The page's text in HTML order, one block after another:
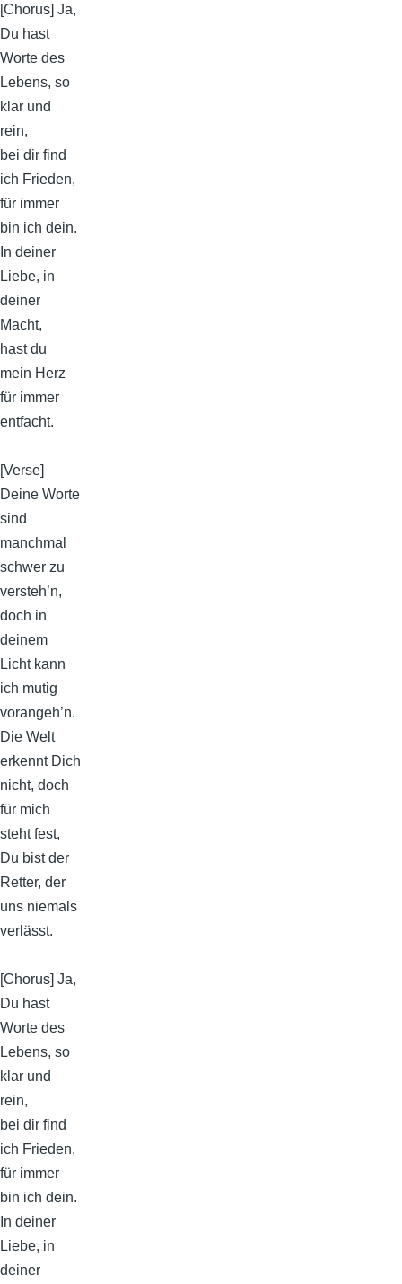
[Chorus] Ja,
Du hast
Worte des
Lebens, so
klar und
rein,
bei dir find
ich Frieden,
für immer
bin ich dein.
In deiner
Liebe, in
deiner
Macht,
hast du
mein Herz
für immer
entfacht.
[Verse]
Deine Worte
sind
manchmal
schwer zu
versteh’n,
doch in
deinem
Licht kann
ich mutig
vorangeh’n.
Die Welt
erkennt Dich
nicht, doch
für mich
steht fest,
Du bist der
Retter, der
uns niemals
verlässt.
[Chorus] Ja,
Du hast
Worte des
Lebens, so
klar und
rein,
bei dir find
ich Frieden,
für immer
bin ich dein.
In deiner
Liebe, in
deiner